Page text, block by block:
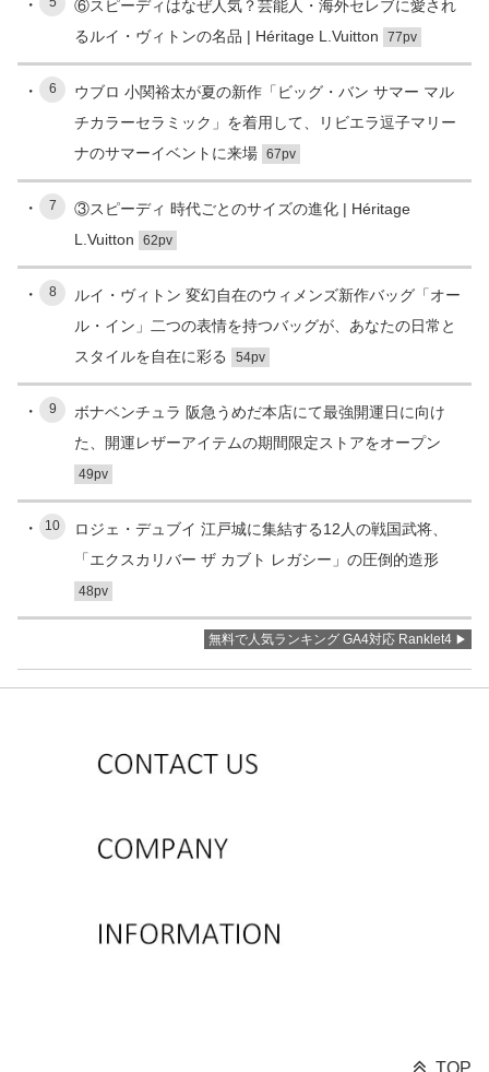
⑥スピーディはなぜ人気？芸能人・海外セレブに愛され
るルイ・ヴィトンの名品 | Héritage L.Vuitton
77pv
6
ウブロ 小関裕太が夏の新作「ビッグ・バン サマー マル
チカラーセラミック」を着用して、リビエラ逗子マリー
ナのサマーイベントに来場 67pv
7
③スピーディ 時代ごとのサイズの進化 | Héritage
L.Vuitton
62pv
8
ルイ・ヴィトン 変幻自在のウィメンズ新作バッグ「オー
ル・イン」二つの表情を持つバッグが、あなたの日常と
スタイルを自在に彩る
54pv
9
ボナベンチュラ 阪急うめだ本店にて最強開運日に向け
た、開運レザーアイテムの期間限定ストアをオープン
49pv
10
ロジェ・デュブイ 江戸城に集結する12人の戦国武将、
「エクスカリバー ザ カブト レガシー」の圧倒的造形
48pv
無料で人気ランキング GA4対応 Ranklet4
TOP